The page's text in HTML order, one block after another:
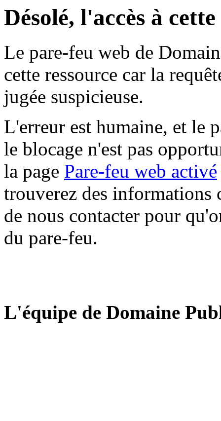
Désolé, l'accès à
Le pare-feu web de
cette ressource car la
jugée suspicieuse.
L'erreur est humaine, et le
le blocage n'est pas
la page Pare-feu web activé
trouverez des informations
de nous contacter pour
du pare-feu.
L'équipe de Domaine